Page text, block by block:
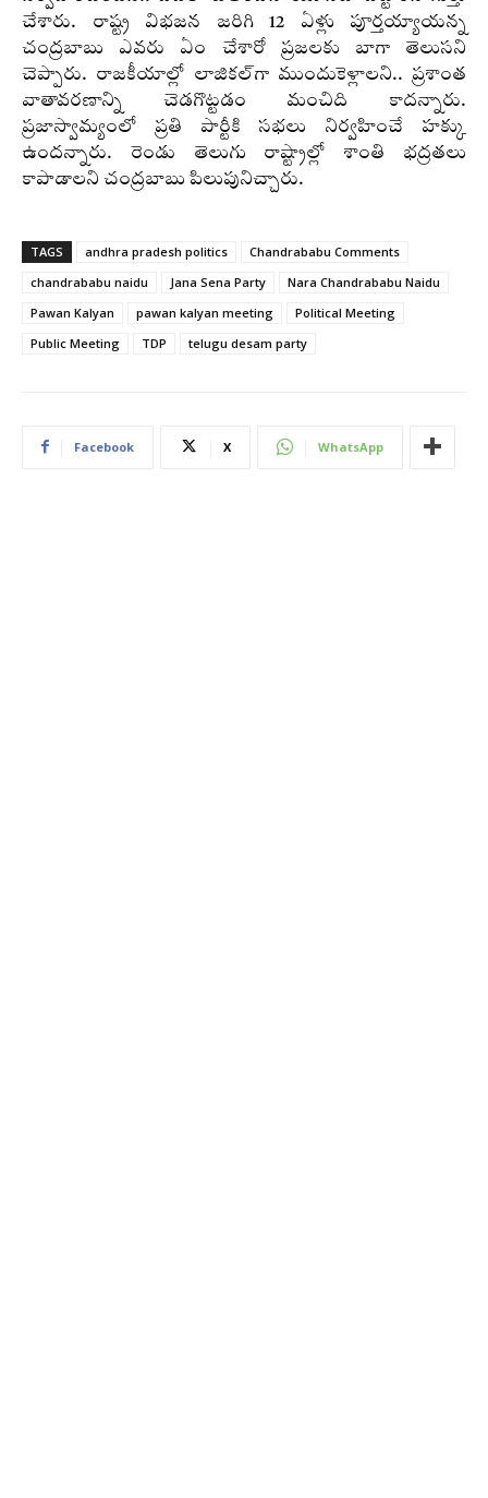
చేశారు. రాష్ట్ర విభజన జరిగి 12 ఏళ్లు పూర్తయ్యాయన్న
చంద్రబాబు ఎవరు ఏం చేశారో ప్రజలకు బాగా తెలుసని
చెప్పారు. రాజకీయాల్లో లాజికల్‌గా ముందుకెళ్లాలని.. ప్రశాంత
వాతావరణాన్ని చెడగొట్టడం మంచిది కాదన్నారు.
ప్రజాస్వామ్యంలో ప్రతి పార్టీకి సభలు నిర్వహించే హక్కు
ఉందన్నారు. రెండు తెలుగు రాష్ట్రాల్లో శాంతి భద్రతలు
కాపాడాలని చంద్రబాబు పిలుపునిచ్చారు.
TAGS andhra pradesh politics
Chandrababu Comments
chandrababu naidu
Jana Sena Party
Nara Chandrababu Naidu
Pawan Kalyan
pawan kalyan meeting
Political Meeting
Public Meeting
TDP telugu desam party
Facebook X WhatsApp